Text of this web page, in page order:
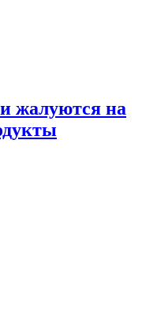
жалуются на